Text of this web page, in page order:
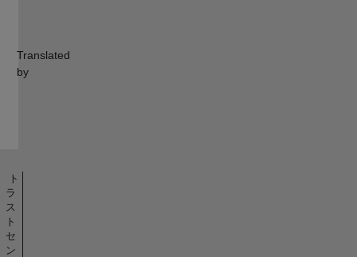
Translated
by
ト
ラ
ス
ト
セ
ン